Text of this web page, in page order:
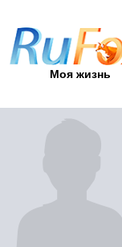
Моя жизнь